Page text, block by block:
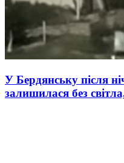
У Бердянську після
залишилася без